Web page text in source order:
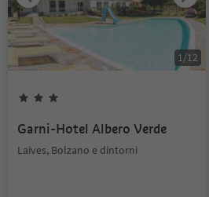
1/12
Garni-Hotel Albero Verde
Laives, Bolzano e dintorni